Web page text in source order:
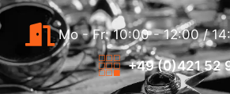
Mo - Fr: 10:00 - 12:00 /
+49 (0)421 52